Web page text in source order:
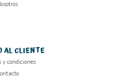
AL CLIENTE
y condiciones